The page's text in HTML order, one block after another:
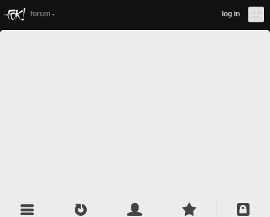
forum log in